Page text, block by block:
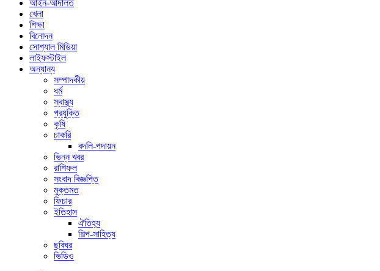
আইন-আদালত
খেলা
শিক্ষা
বিনোদন
সোশ্যাল মিডিয়া
লাইফস্টাইল
অন্যান্য
সম্পাদকীয়
ধর্ম
স্বাস্থ্য
প্রযুক্তি
কৃষি
চাকরি
বদলি-পদায়ন
ভিন্ন খবর
রাশিফল
সংবাদ বিজ্ঞপ্তি
মুক্তমত
ফিচার
ইতিহাস
ঐতিহ্য
শিল্প-সাহিত্য
ছবিঘর
ভিডিও